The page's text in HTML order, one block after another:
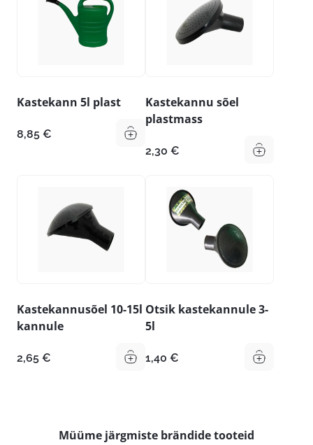
Kastekann 5l plast
8,85 €
Kastekannu sõel
plastmass
2,30 €
Kastekannusõel 10-15l
kannule
2,65 €
Otsik kastekannule 3-
5l
1,40 €
Müüme järgmiste brändide tooteid